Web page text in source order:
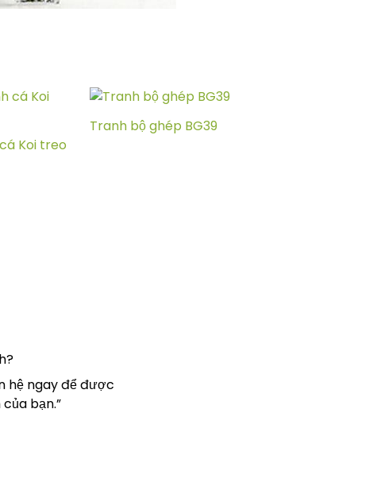
Koi treo
Tranh bộ ghép BG39
hệ ngay để được
bạn.”